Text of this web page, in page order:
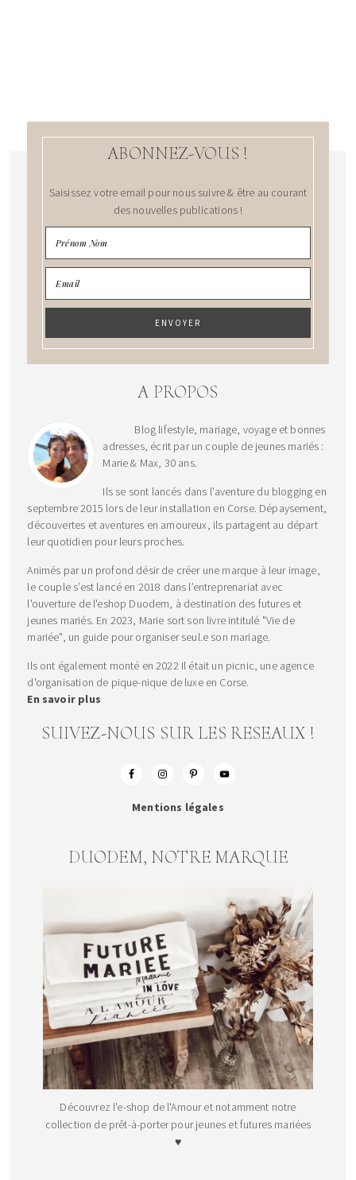
ABONNEZ-VOUS !
Saisissez votre email pour nous suivre & être au courant
des nouvelles publications !
A PROPOS
Blog lifestyle, mariage, voyage et bonnes
adresses, écrit par un couple de jeunes mariés :
Marie & Max, 30 ans.
Ils se sont lancés dans l'aventure du blogging en
septembre 2015 lors de leur installation en Corse. Dépaysement,
découvertes et aventures en amoureux, ils partagent au départ
leur quotidien pour leurs proches.
Animés par un profond désir de créer une marque à leur image,
le couple s’est lancé en 2018 dans l’entreprenariat avec
l'ouverture de l'eshop Duodem, à destination des futures et
jeunes mariés. En 2023, Marie sort son livre intitulé "Vie de
mariée", un guide pour organiser seul.e son mariage.
Ils ont également monté en 2022 Il était un picnic, une agence
d'organisation de pique-nique de luxe en Corse.
En savoir plus
SUIVEZ-NOUS SUR LES RESEAUX !
Mentions légales
DUODEM, NOTRE MARQUE
Découvrez l'e-shop de l'Amour et notamment notre
collection de prêt-à-porter pour jeunes et futures mariées
♥